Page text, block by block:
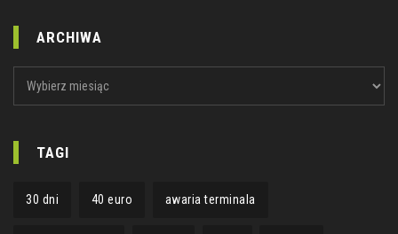
ARCHIWA
TAGI
30 dni 40 euro awaria terminala